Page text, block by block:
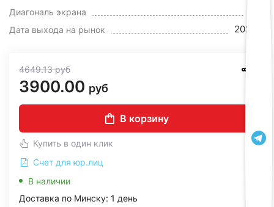
Диагональ экрана
Дата выхода на рынок 2025 г.
4649.13руб
3900.00 руб
В корзину
Купить в один клик
Счет для юр.лиц
В наличии
Доставка по Минску: 1 день